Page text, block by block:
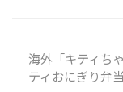
小笠原」の様子を見て
う。 引 ...
海外「キティち
ティおにぎり弁